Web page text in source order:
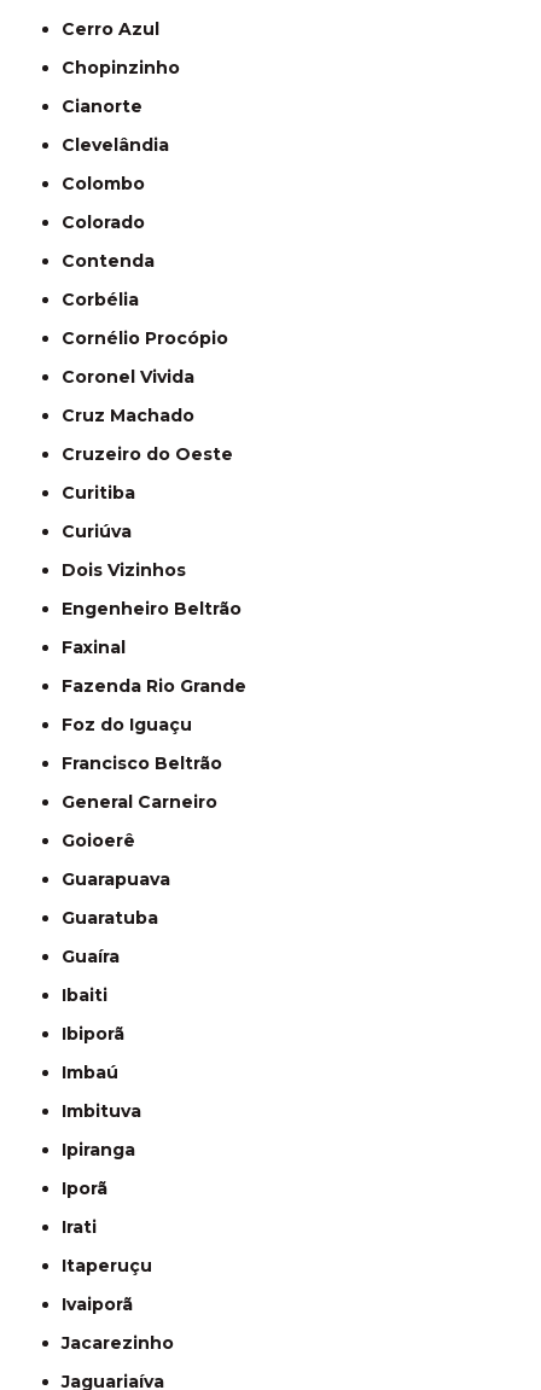
Cerro Azul
Chopinzinho
Cianorte
Clevelândia
Colombo
Colorado
Contenda
Corbélia
Cornélio Procópio
Coronel Vivida
Cruz Machado
Cruzeiro do Oeste
Curitiba
Curiúva
Dois Vizinhos
Engenheiro Beltrão
Faxinal
Fazenda Rio Grande
Foz do Iguaçu
Francisco Beltrão
General Carneiro
Goioerê
Guarapuava
Guaratuba
Guaíra
Ibaiti
Ibiporã
Imbaú
Imbituva
Ipiranga
Iporã
Irati
Itaperuçu
Ivaiporã
Jacarezinho
Jaguariaíva